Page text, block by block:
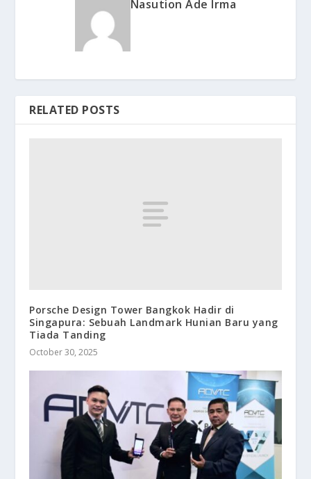
Nasution Ade Irma
RELATED POSTS
Porsche Design Tower Bangkok Hadir di
Singapura: Sebuah Landmark Hunian Baru yang
Tiada Tanding
October 30, 2025